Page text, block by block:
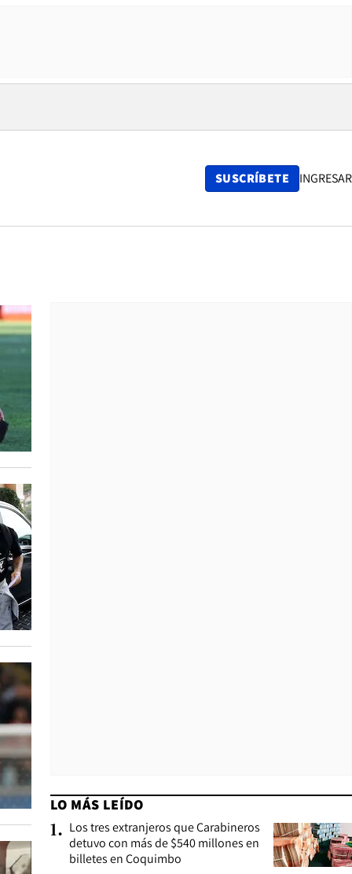
SUSCRÍBETE INGRESAR
LO MÁS LEÍDO
1. Los tres extranjeros que Carabineros
detuvo con más de $540 millones en
billetes en Coquimbo